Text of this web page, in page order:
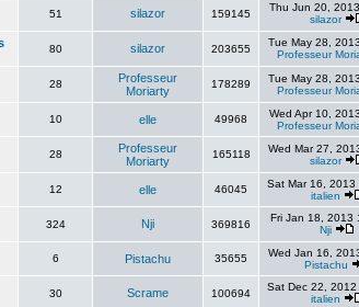
51 silazor 159145
Thu Jun 20,
silazor
80 silazor 203655
Tue May 28,
Professeur
28
Professeur
Moriarty
178289
Tue May 28,
Professeur
10 elle 49968
Wed Apr 10,
Professeur
28
Professeur
Moriarty
165118
Wed Mar 27,
silazor
12 elle 46045
Sat Mar 16, 2013
italien
324 Nji 369816
Fri Jan 18, 2013
Nji
6 Pistachu 35655
Wed Jan 16,
Pistachu
30 Scrame 100694
Sat Dec 22, 2012
italien